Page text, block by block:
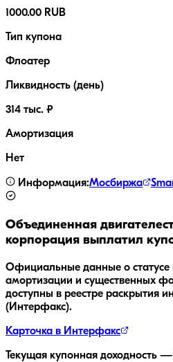
1000.00 RUB
Тип купона
Флоатер
Ликвидность (день)
314 тыс. ₽
Амортизация
Нет
Информация:Мосбиржа
Объединенная
корпорация выплатил
Официальные данные о статусе
амортизации и существенных
доступны в реестре раскрытия
(Интерфакс).
Карточка в Интерфакс
Текущая купонная доходность —